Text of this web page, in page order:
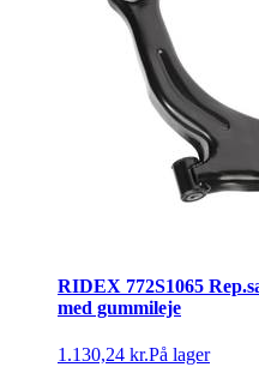
RIDEX 772S1065
med gummileje
1.130,24 kr.På lager